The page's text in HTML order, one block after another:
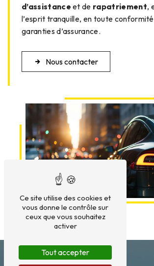
d’assistance et de rapatriement,
l’esprit tranquille, en toute
garanties d’assurance.
Nous contacter
Ce site utilise des cookies et
vous donne le contrôle sur
ceux que vous souhaitez
activer
Tout accepter